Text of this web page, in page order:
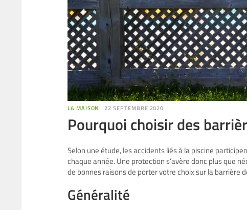
LA MAISON 22 SEPTEMBRE 2020
Pourquoi choisir des
Selon une étude, les accidents liés à la piscine
chaque année. Une protection s’avère donc plus que
de bonnes raisons de porter votre choix sur la barrière
Généralité